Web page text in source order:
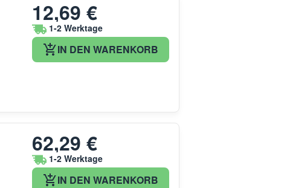
12,69 €
1-2 Werktage
IN DEN WARENKORB
62,29 €
1-2 Werktage
IN DEN WARENKORB